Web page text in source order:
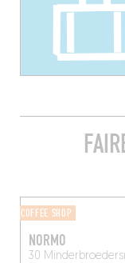
COFFEE SHOP
NORMO
30